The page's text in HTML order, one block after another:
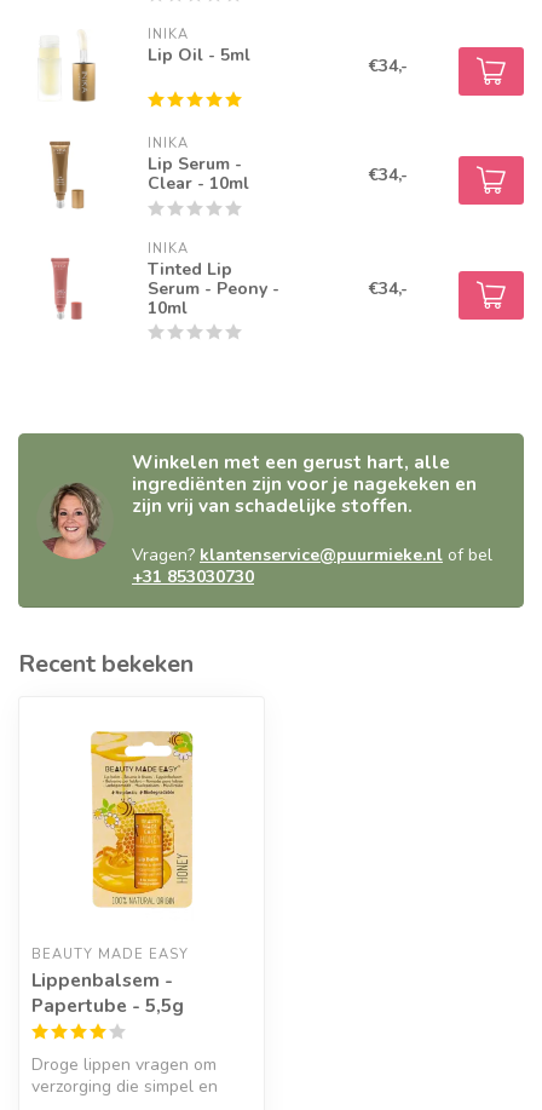
INIKA
Lip Oil - 5ml €34,-
INIKA
Lip Serum -
Clear - 10ml
€34,-
INIKA
Tinted Lip
Serum - Peony -
10ml
€34,-
Winkelen met een gerust hart, alle
ingrediënten zijn voor je nagekeken en
zijn vrij van schadelijke stoffen.
Vragen? klantenservice@puurmieke.nl of bel
+31 853030730
Recent bekeken
BEAUTY MADE EASY
Lippenbalsem -
Papertube - 5,5g
Droge lippen vragen om
verzorging die simpel en